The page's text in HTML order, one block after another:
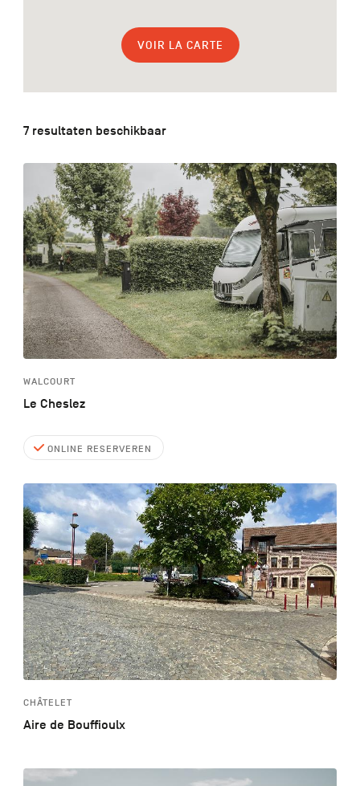
secondaire
7 resultaten beschikbaar
WALCOURT
Le Cheslez
ONLINE RESERVEREN
CHÂTELET
Aire de Bouffioulx
VOIR LA CARTE